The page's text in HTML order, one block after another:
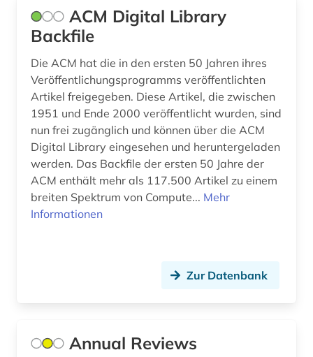
geschützte topographien (1)
gewerbliche schutzrechte (1)
gewerblicher rechtsschutz (1)
gleitlager (1)
glossar (3)
grenzflächen (1)
informations- und kommunikationstechnologie
ACM Digital Library
Backfile
Die ACM hat die in den ersten 50 Jahren ihres
Veröffentlichungsprogramms veröffentlichten
Artikel freigegeben. Diese Artikel, die zwischen
1951 und Ende 2000 veröffentlicht wurden, sind
nun frei zugänglich und können über die ACM
Digital Library eingesehen und heruntergeladen
werden. Das Backfile der ersten 50 Jahre der
ACM enthält mehr als 117.500 Artikel zu einem
breiten Spektrum von Compute... Mehr
Informationen
Zur Datenbank
Annual Reviews